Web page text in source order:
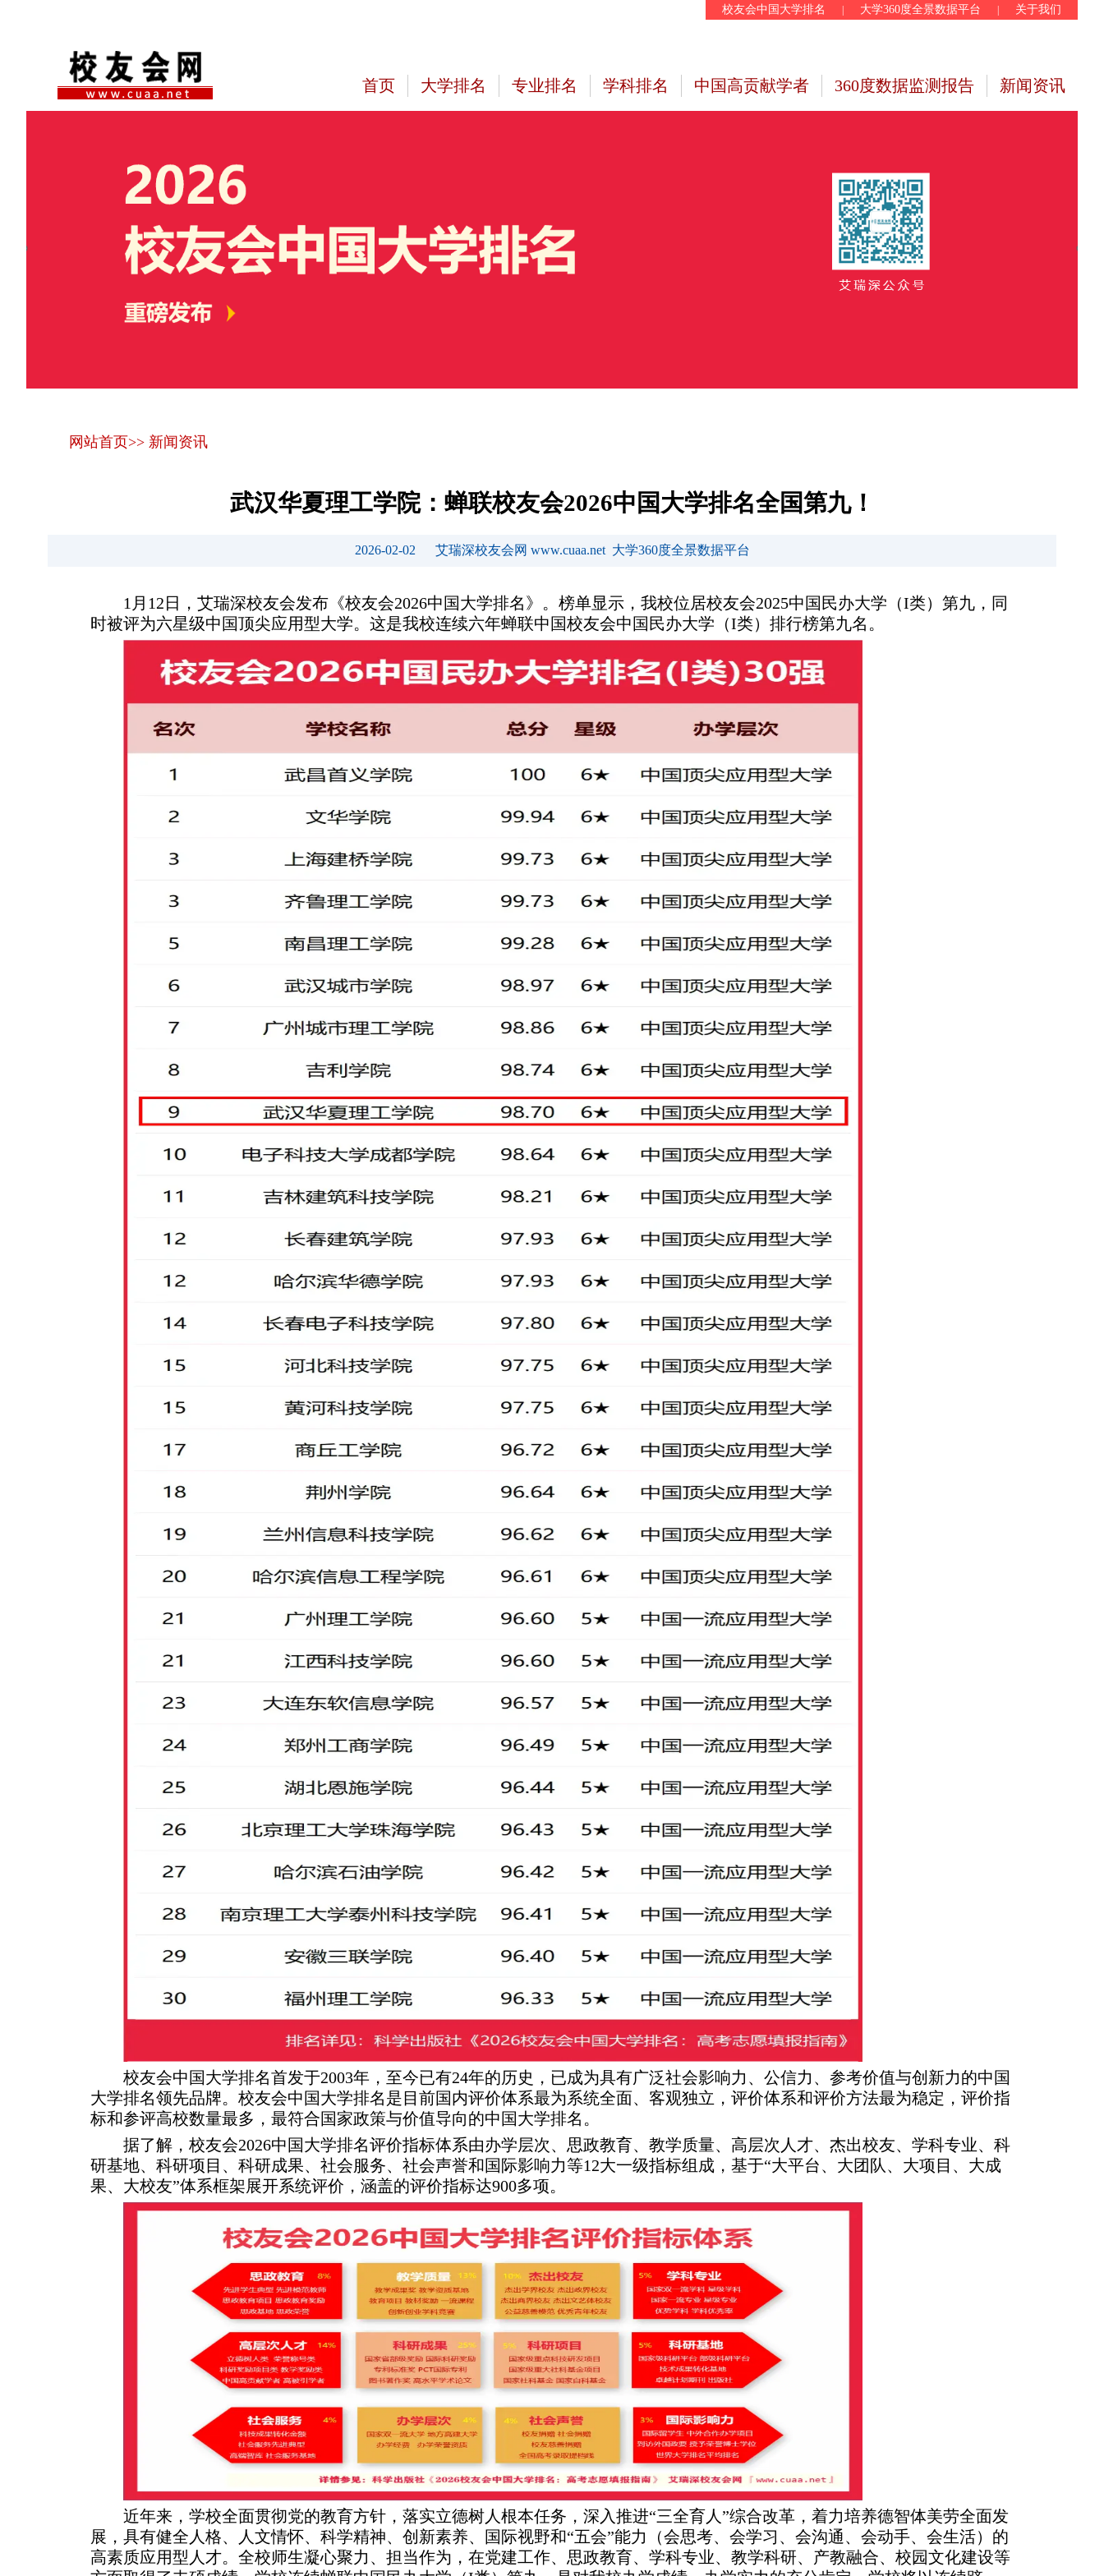
校友会中国大学排名 大学360度全景数据平台 关于我们
首页 大学排名 专业排名 学科排名 中国高贡献学者 360度数据监测报告 新闻资讯
网站首页>> 新闻资讯
武汉华夏理工学院：蝉联校友会2026中国大学排名全国第九！
2026-02-02 艾瑞深校友会网 www.cuaa.net 大学360度全景数据平台
1月12日，艾瑞深校友会发布《校友会2026中国大学排名》。榜单显示，我校位居校友会2025中国民办大学（I类）第九，同
时被评为六星级中国顶尖应用型大学。这是我校连续六年蝉联中国校友会中国民办大学（I类）排行榜第九名。
校友会中国大学排名首发于2003年，至今已有24年的历史，已成为具有广泛社会影响力、公信力、参考价值与创新力的中国
大学排名领先品牌。校友会中国大学排名是目前国内评价体系最为系统全面、客观独立，评价体系和评价方法最为稳定，评价指
标和参评高校数量最多，最符合国家政策与价值导向的中国大学排名。
据了解，校友会2026中国大学排名评价指标体系由办学层次、思政教育、教学质量、高层次人才、杰出校友、学科专业、科
研基地、科研项目、科研成果、社会服务、社会声誉和国际影响力等12大一级指标组成，基于“大平台、大团队、大项目、大成
果、大校友”体系框架展开系统评价，涵盖的评价指标达900多项。
近年来，学校全面贯彻党的教育方针，落实立德树人根本任务，深入推进“三全育人”综合改革，着力培养德智体美劳全面发
展，具有健全人格、人文情怀、科学精神、创新素养、国际视野和“五会”能力（会思考、会学习、会沟通、会动手、会生活）的
高素质应用型人才。全校师生凝心聚力、担当作为，在党建工作、思政教育、学科专业、教学科研、产教融合、校园文化建设等